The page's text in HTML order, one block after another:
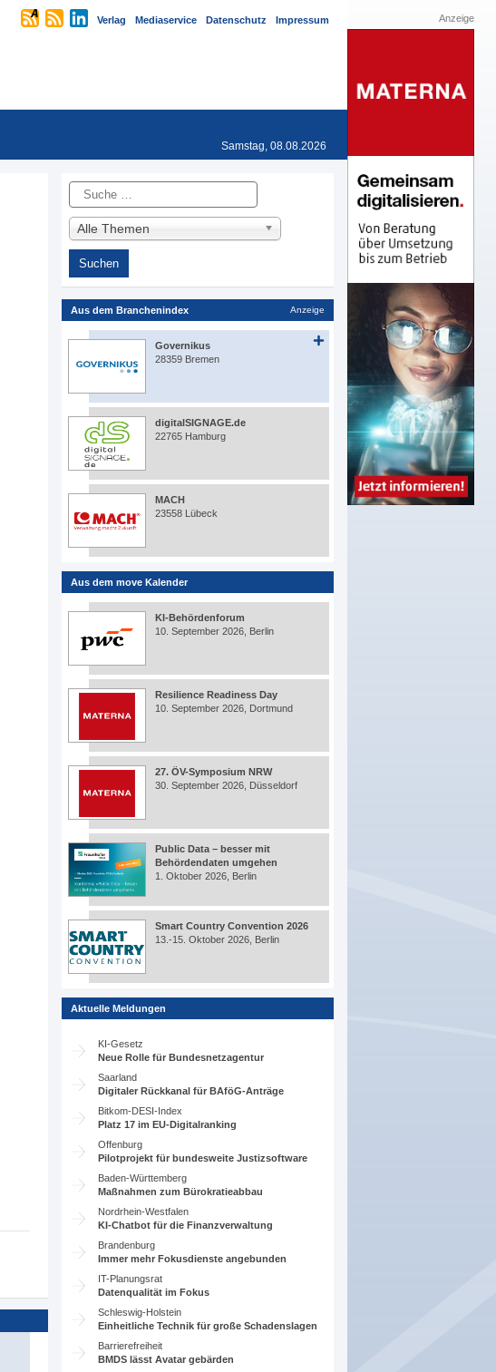
Verlag Mediaservice Datenschutz Impressum
Samstag, 08.08.2026
Suche
Alle Themen
Aus dem Branchenindex Anzeige
Governikus
28359 Bremen
digitalSIGNAGE.de
22765 Hamburg
MACH
23558 Lübeck
Aus dem move Kalender
KI-Behördenforum
10. September 2026, Berlin
Resilience Readiness Day
10. September 2026, Dortmund
27. ÖV-Symposium NRW
30. September 2026, Düsseldorf
Public Data – besser mit
Behördendaten umgehen
1. Oktober 2026, Berlin
Smart Country Convention 2026
13.-15. Oktober 2026, Berlin
Aktuelle Meldungen
KI-Gesetz
Neue Rolle für Bundesnetzagentur
Saarland
Digitaler Rückkanal für BAföG-Anträge
Bitkom-DESI-Index
Platz 17 im EU-Digitalranking
Offenburg
Pilotprojekt für bundesweite Justizsoftware
Baden-Württemberg
Maßnahmen zum Bürokratieabbau
Nordrhein-Westfalen
KI-Chatbot für die Finanzverwaltung
Brandenburg
Immer mehr Fokusdienste angebunden
IT-Planungsrat
Datenqualität im Fokus
Schleswig-Holstein
Einheitliche Technik für große Schadenslagen
Barrierefreiheit
BMDS lässt Avatar gebärden
Anzeige